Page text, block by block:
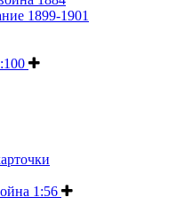
1899-1901
1:56